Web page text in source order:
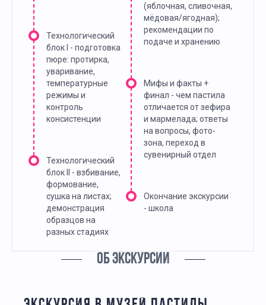
Технологический
блок I - подготовка
пюре: протирка,
уваривание,
температурные
режимы и
контроль
консистенции
Технологический
блок II - взбивание,
формование,
сушка на листах;
демонстрация
образцов на
разных стадиях
(яблочная, сливочная,
мёдовая/ягодная);
рекомендации по
подаче и хранению
Мифы и факты +
финал - чем пастила
отличается от зефира
и мармелада; ответы
на вопросы, фото-
зона, переход в
сувенирный отдел
Окончание экскурсии
- школа
ОБ ЭКСКУРСИИ